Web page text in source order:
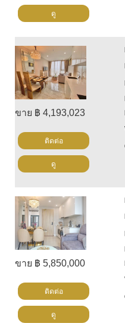
ดู
ขาย ฿ 4,193,023
ติดต่อ
ดู
ขาย ฿ 5,850,000
ติดต่อ
ดู